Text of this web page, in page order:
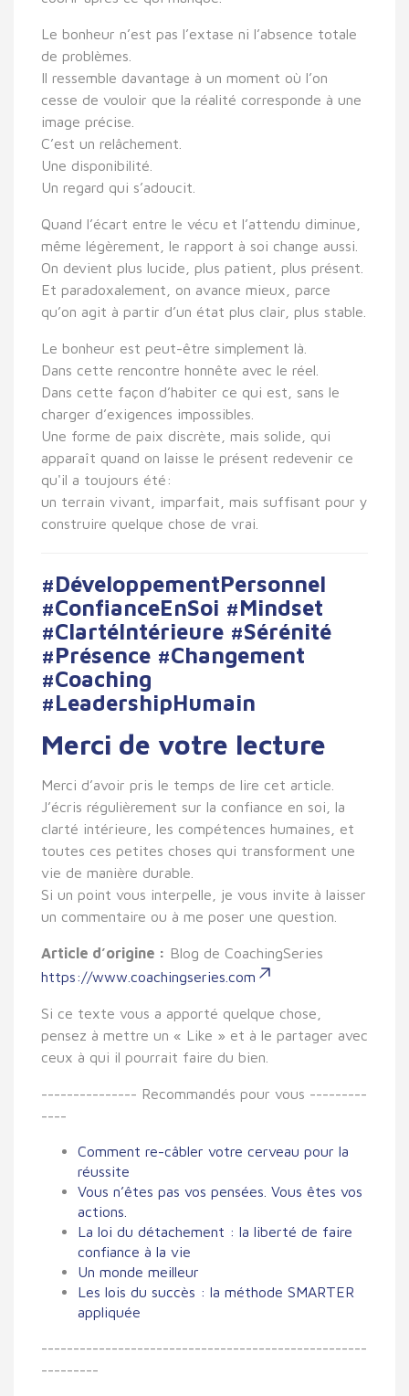
Le bonheur n’est pas l’extase ni l’absence totale
de problèmes.
Il ressemble davantage à un moment où l’on
cesse de vouloir que la réalité corresponde à une
image précise.
C’est un relâchement.
Une disponibilité.
Un regard qui s’adoucit.
Quand l’écart entre le vécu et l’attendu diminue,
même légèrement, le rapport à soi change aussi.
On devient plus lucide, plus patient, plus présent.
Et paradoxalement, on avance mieux, parce
qu’on agit à partir d’un état plus clair, plus stable.
Le bonheur est peut-être simplement là.
Dans cette rencontre honnête avec le réel.
Dans cette façon d’habiter ce qui est, sans le
charger d’exigences impossibles.
Une forme de paix discrète, mais solide, qui
apparaît quand on laisse le présent redevenir ce
qu'il a toujours été:
un terrain vivant, imparfait, mais suffisant pour y
construire quelque chose de vrai.
#DéveloppementPersonnel
#ConfianceEnSoi #Mindset
#ClartéIntérieure #Sérénité
#Présence #Changement
#Coaching
#LeadershipHumain
Merci de votre lecture
Merci d’avoir pris le temps de lire cet article.
J’écris régulièrement sur la confiance en soi, la
clarté intérieure, les compétences humaines, et
toutes ces petites choses qui transforment une
vie de manière durable.
Si un point vous interpelle, je vous invite à laisser
un commentaire ou à me poser une question.
Article d’origine : Blog de CoachingSeries
https://www.coachingseries.com
Si ce texte vous a apporté quelque chose,
pensez à mettre un « Like » et à le partager avec
ceux à qui il pourrait faire du bien.
--------------- Recommandés pour vous ---------
----
Comment re-câbler votre cerveau pour la
réussite
Vous n’êtes pas vos pensées. Vous êtes vos
actions.
La loi du détachement : la liberté de faire
confiance à la vie
Un monde meilleur
Les lois du succès : la méthode SMARTER
appliquée
---------------------------------------------------
---------